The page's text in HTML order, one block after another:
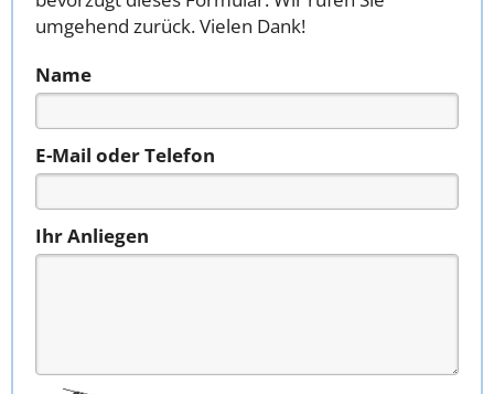
umgehend zurück. Vielen Dank!
Name
E-Mail oder Telefon
Ihr Anliegen